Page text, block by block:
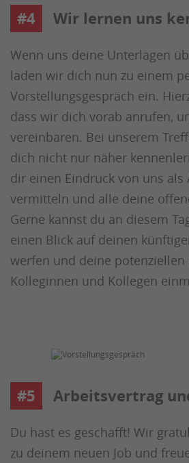
#4 Wir lernen uns
Wenn uns deine Unterlagen
laden wir dich nun zu einem
Vorstellungsgespräch ein.
dass wir dich vorab anrufen,
vereinbaren. Bei unserem
dich nicht nur näher
dir einen Eindruck von uns als
vermitteln und alle deine
Gerne kannst du an diesem
einen Blick auf deinen
werfen und deine potenziellen
Kolleginnen und Kollegen
#5 Arbeitsvertrag
Du hast es geschafft! Wir
zu deinem neuen Job und